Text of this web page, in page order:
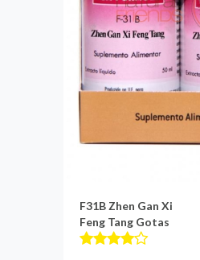
F31B Zhen Gan Xi
Feng Tang Gotas